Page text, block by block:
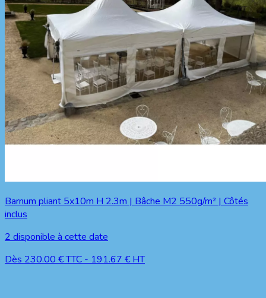
Barnum pliant 5x10m H 2.3m | Bâche M2 550g/m² | Côtés
inclus
2 disponible à cette date
Dès 230.00 € TTC - 191.67 € HT